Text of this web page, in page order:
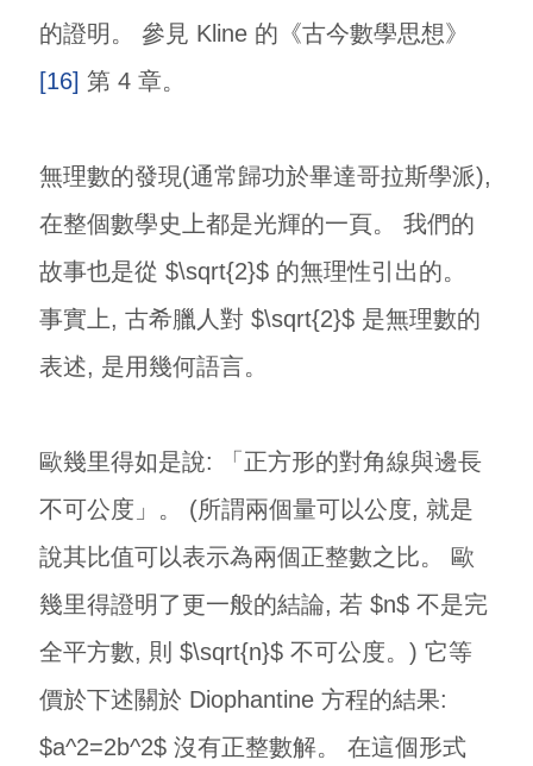
的證明。 參見 Kline 的《古今數學思想》
[16] 第 4 章。
無理數的發現(通常歸功於畢達哥拉斯學派),
在整個數學史上都是光輝的一頁。 我們的
故事也是從 $\sqrt{2}$ 的無理性引出的。
事實上, 古希臘人對 $\sqrt{2}$ 是無理數的
表述, 是用幾何語言。
歐幾里得如是說: 「正方形的對角線與邊長
不可公度」。 (所謂兩個量可以公度, 就是
說其比值可以表示為兩個正整數之比。 歐
幾里得證明了更一般的結論, 若 $n$ 不是完
全平方數, 則 $\sqrt{n}$ 不可公度。) 它等
價於下述關於 Diophantine 方程的結果:
$a^2=2b^2$ 沒有正整數解。 在這個形式